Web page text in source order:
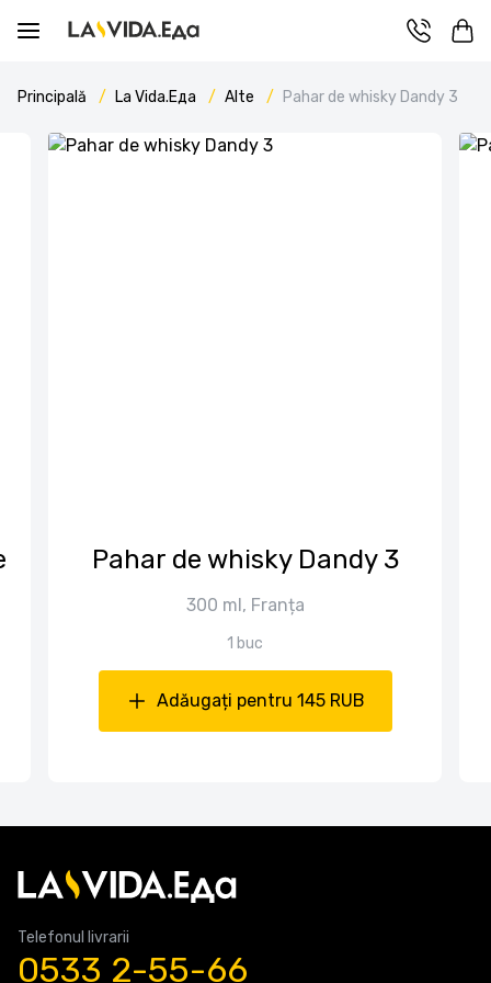
Principală La Vida.Еда Alte Pahar de whisky Dandy 3
Pahar de whisky Dandy 3
300 ml, Franța
1 buc
Adăugați pentru 145 RUB
Telefonul livrarii
0533 2-55-66